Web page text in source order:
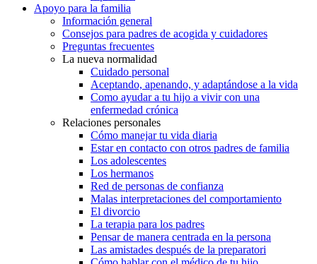
Apoyo para la familia
Información general
Consejos para padres de acogida y cuidadores
Preguntas frecuentes
La nueva normalidad
Cuidado personal
Aceptando, apenando, y adaptándose a la vida
Como ayudar a tu hijo a vivir con una
enfermedad crónica
Relaciones personales
Cómo manejar tu vida diaria
Estar en contacto con otros padres de familia
Los adolescentes
Los hermanos
Red de personas de confianza
Malas interpretaciones del comportamiento
El divorcio
La terapia para los padres
Pensar de manera centrada en la persona
Las amistades después de la preparatori